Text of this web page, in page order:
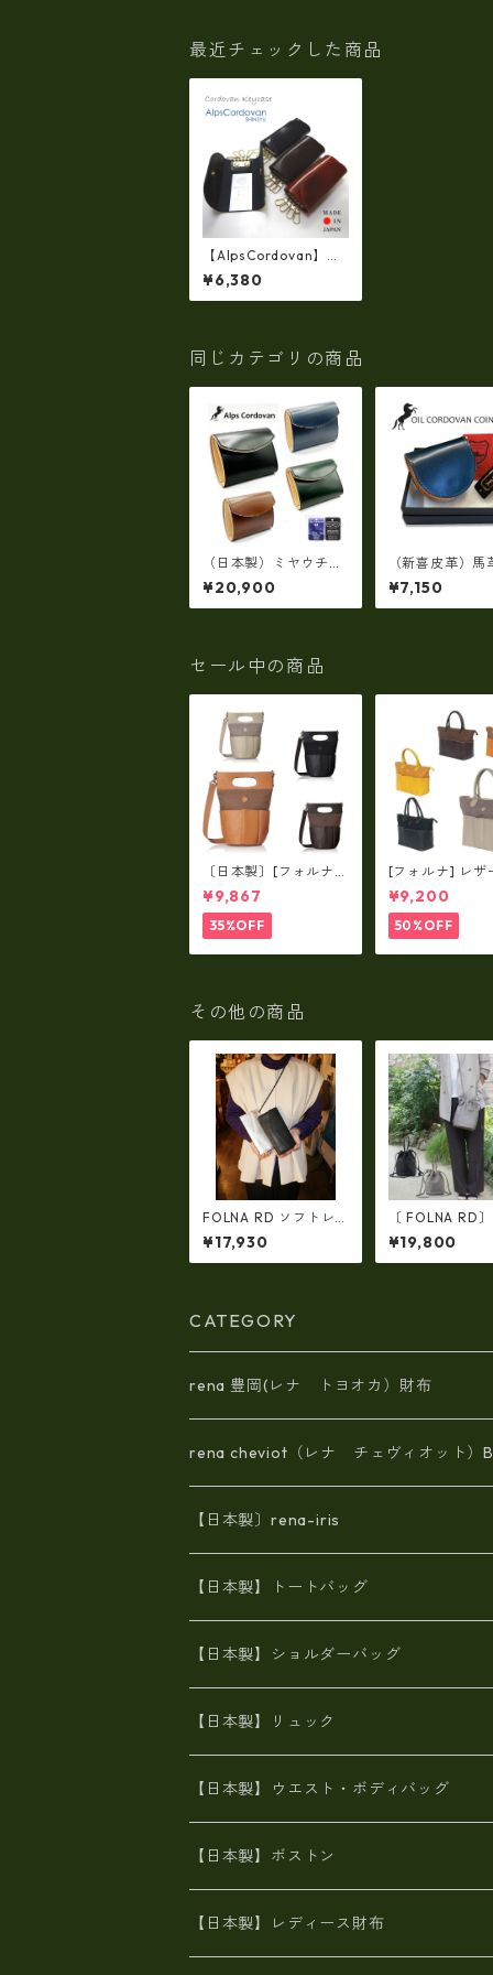
最近チェックした商品
【AlpsCordovan】コ
ードバンキーケース
日本製
¥6,380
同じカテゴリの商品
（日本製）ミヤウチコ
ードバン・フラップミ
ニウォレット 馬革
TC-002HG
¥20,900
（新喜皮革）
イルコードバン
れ 日本製
¥7,150
セール中の商品
〔日本製〕[フォルナ]
レザー×パラフィン筒
型2way シュリンクレ
ザー×79Aパラフィ
ン fo-259630
¥9,867
35%OFF
[フォルナ] レザ
ラフィン筒型
ュリンクレザー
パラフィン ト
o-259632
¥9,200
50%OFF
その他の商品
FOLNA RD ソフトレ
ザー/ホイルレザー エ
ンべロープ 長財布
fo-2993901
¥17,930
〔 FOLNA RD
トレザー2WAY
ョルダーバッ
83349
¥19,800
CATEGORY
rena 豊岡(レナ トヨオカ）財布
rena cheviot（レナ チェヴィオット）
【日本製〕rena-iris
エナメル（パテント）レザー
牛革製品トート・ショルダー
牛革製品リュック
【日本製】トートバッグ
火山灰染めバッグ
8号帆布
豊岡製
ヌメ革バッグ
Ａ3サイズ
オイルレザー
エナメル
がま口
リネン
【日本製】ショルダーバッグ
漂流ロープバッグ
6号蝋引き帆布
火山灰染めバッグ
8号帆布
財布ポシェット
牛革
オイルレザー
【日本製】リュック
帆布
豊岡
豊岡製
牛革
日本製
【日本製】ウエスト・ボディバッグ
帆布
【日本製】ボストン
【日本製】レディース財布